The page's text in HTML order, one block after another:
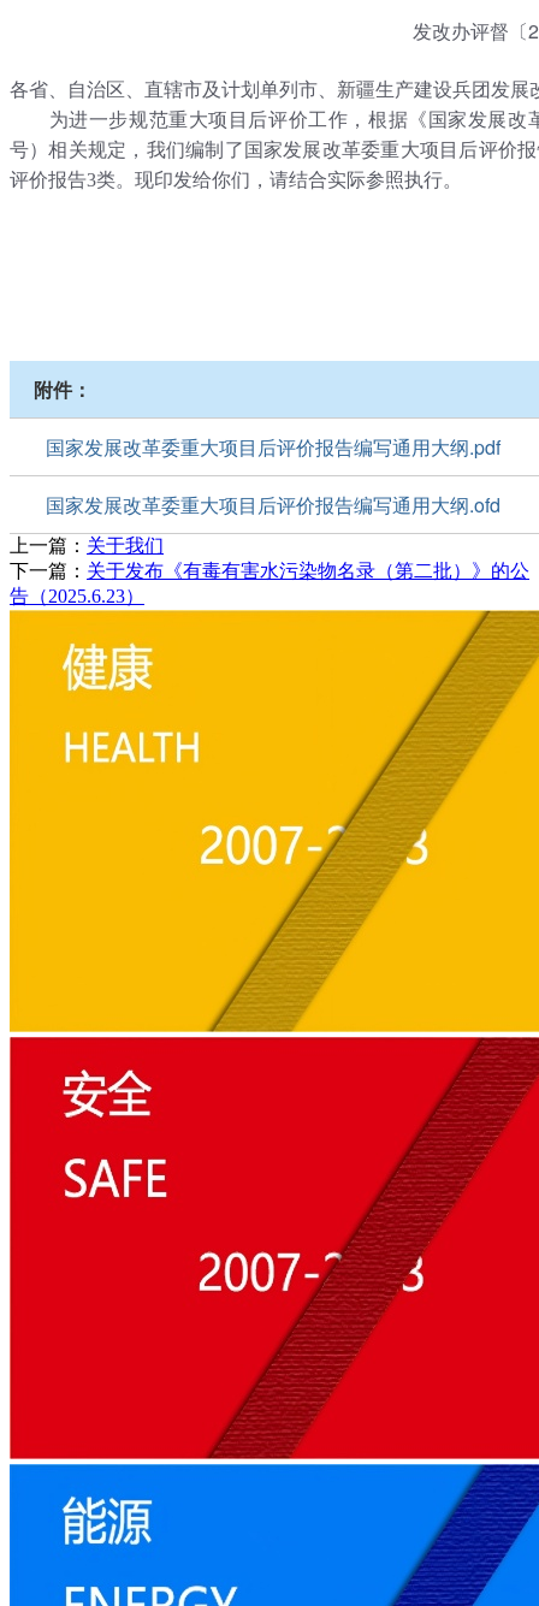
发改办评督〔
各省、自治区、直辖市及计划单列市、新疆生产建设兵团发展
为进一步规范重大项目后评价工作，根据《国家发展改
号）相关规定，我们编制了国家发展改革委重大项目后评价
评价报告3类。现印发给你们，请结合实际参照执行。
附件：
国家发展改革委重大项目后评价报告编写通用大纲.pdf
国家发展改革委重大项目后评价报告编写通用大纲.ofd
上一篇： 关于我们
下一篇： 关于发布《有毒有害水污染物名录（第二批）》的公
告（2025.6.23）